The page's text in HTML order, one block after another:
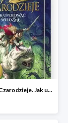
Wojownicy i Czarodzieje. Jak upolować wiedźmę